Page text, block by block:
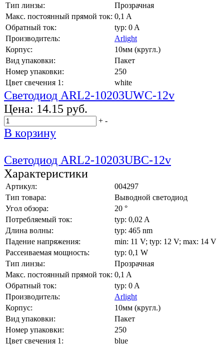
Тип линзы:
Прозрачная
Макс. постоянный прямой ток: 0,1 A
Обратный ток:
typ: 0 A
Производитель:
Arlight
Корпус:
10мм (кругл.)
Вид упаковки:
Пакет
Номер упаковки:
250
Цвет свечения 1:
white
Светодиод ARL2-10203UWC-12v
Цена: 14.15 руб.
+ -
В корзину
Светодиод ARL2-10203UBC-12v
Характеристики
Артикул:
004297
Тип товара:
Выводной светодиод
Угол обзора:
20 °
Потребляемый ток:
typ: 0,02 A
Длина волны:
typ: 465 nm
Падение напряжения:
min: 11 V; typ: 12 V; max: 14 V
Рассеиваемая мощность:
typ: 0,1 W
Тип линзы:
Прозрачная
Макс. постоянный прямой ток: 0,1 A
Обратный ток:
typ: 0 A
Производитель:
Arlight
Корпус:
10мм (кругл.)
Вид упаковки:
Пакет
Номер упаковки:
250
Цвет свечения 1:
blue